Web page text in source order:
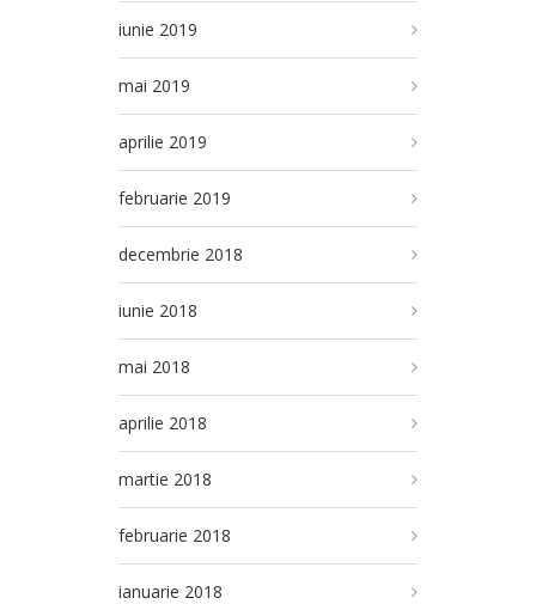
iunie 2019
mai 2019
aprilie 2019
februarie 2019
decembrie 2018
iunie 2018
mai 2018
aprilie 2018
martie 2018
februarie 2018
ianuarie 2018